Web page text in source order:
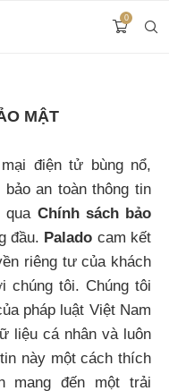
0
MẬT
điện tử bùng nổ,
an toàn thông tin
qua Chính sách bảo
đầu. Palado cam kết
riêng tư của khách
chúng tôi. Chúng tôi
pháp luật Việt Nam
liệu cá nhân và luôn
này một cách thích
mang đến một trải